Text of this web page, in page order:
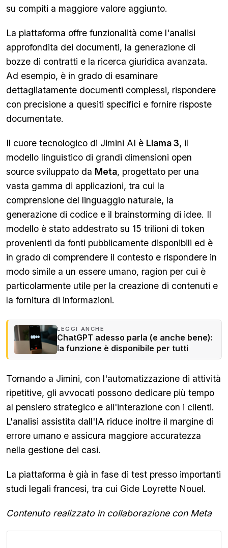
su compiti a maggiore valore aggiunto.
La piattaforma offre funzionalità come l'analisi
approfondita dei documenti, la generazione di
bozze di contratti e la ricerca giuridica avanzata.
Ad esempio, è in grado di esaminare
dettagliatamente documenti complessi, rispondere
con precisione a quesiti specifici e fornire risposte
documentate.
Il cuore tecnologico di Jimini AI è Llama 3, il
modello linguistico di grandi dimensioni open
source sviluppato da Meta, progettato per una
vasta gamma di applicazioni, tra cui la
comprensione del linguaggio naturale, la
generazione di codice e il brainstorming di idee. Il
modello è stato addestrato su 15 trilioni di token
provenienti da fonti pubblicamente disponibili ed è
in grado di comprendere il contesto e rispondere in
modo simile a un essere umano, ragion per cui è
particolarmente utile per la creazione di contenuti e
la fornitura di informazioni.
LEGGI ANCHE
ChatGPT adesso parla (e anche bene):
la funzione è disponibile per tutti
Tornando a Jimini, con l'automatizzazione di attività
ripetitive, gli avvocati possono dedicare più tempo
al pensiero strategico e all'interazione con i clienti.
L'analisi assistita dall'IA riduce inoltre il margine di
errore umano e assicura maggiore accuratezza
nella gestione dei casi.
La piattaforma è già in fase di test presso importanti
studi legali francesi, tra cui Gide Loyrette Nouel.
Contenuto realizzato in collaborazione con Meta